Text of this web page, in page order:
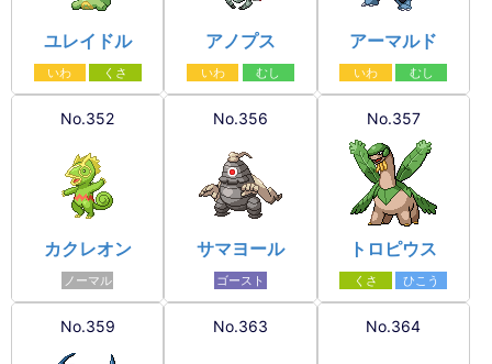
ユレイドル
いわ くさ
アノプス
いわ むし
アーマルド
いわ むし
No.352
カクレオン
ノーマル
No.356
サマヨール
ゴースト
No.357
トロピウス
くさ ひこう
No.359 No.363 No.364